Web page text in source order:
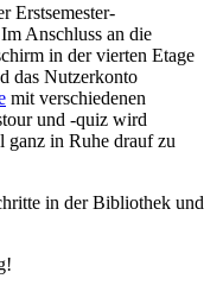
Erstsemester-
Anschluss an die
in der vierten Etage
das Nutzerkonto
mit verschiedenen
und -quiz wird
ganz in Ruhe drauf zu
in der Bibliothek und